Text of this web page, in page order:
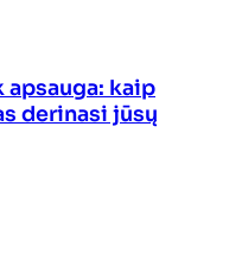
apsauga: kaip
derinasi jūsų